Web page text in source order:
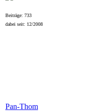
Beiträge: 733
dabei seit: 12/2008
Pan-Thom